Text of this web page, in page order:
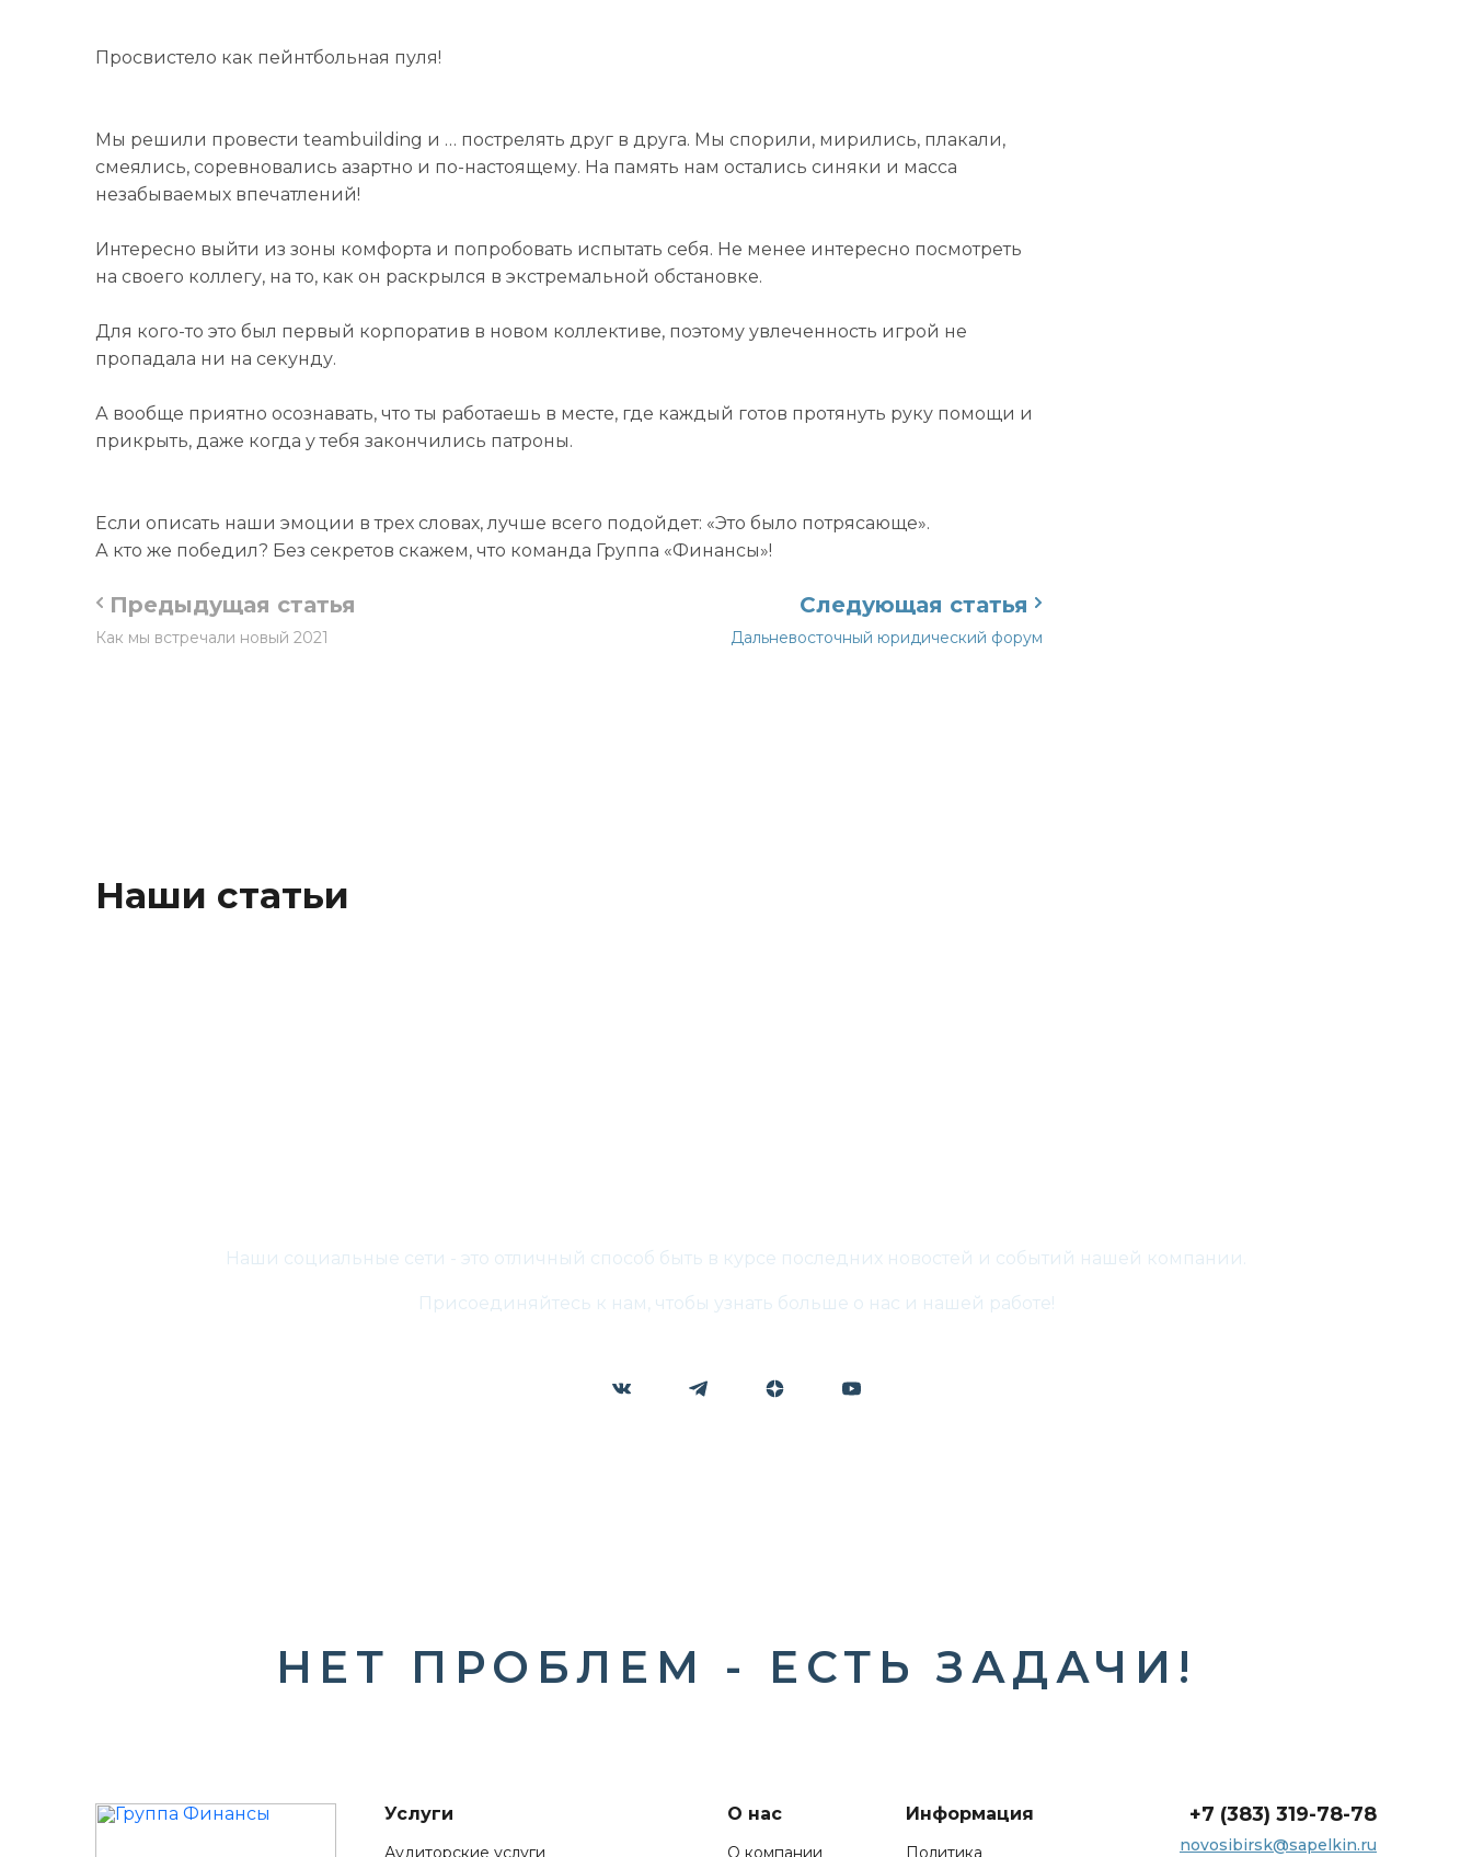
Просвистело как пейнтбольная пуля!
Мы решили провести teambuilding и … пострелять друг в друга. Мы спорили, мирились, плакали,
смеялись, соревновались азартно и по-настоящему. На память нам остались синяки и масса
незабываемых впечатлений!
Интересно выйти из зоны комфорта и попробовать испытать себя. Не менее интересно посмотреть
на своего коллегу, на то, как он раскрылся в экстремальной обстановке.
Для кого-то это был первый корпоратив в новом коллективе, поэтому увлеченность игрой не
пропадала ни на секунду.
А вообще приятно осознавать, что ты работаешь в месте, где каждый готов протянуть руку помощи и
прикрыть, даже когда у тебя закончились патроны.
Если описать наши эмоции в трех словах, лучше всего подойдет: «Это было потрясающе».
А кто же победил? Без секретов скажем, что команда Группа «Финансы»!
Предыдущая статья
Как мы встречали новый 2021
Следующая статья
Дальневосточный юридический форум
Наши статьи
Наши социальные сети - это отличный способ быть в курсе последних новостей и событий нашей компании.
Присоединяйтесь к нам, чтобы узнать больше о нас и нашей работе!
НЕТ ПРОБЛЕМ - ЕСТЬ ЗАДАЧИ!
Услуги
Аудиторские услуги
О нас
О компании
Информация
Политика
+7 (383) 319-78-78
novosibirsk@sapelkin.ru